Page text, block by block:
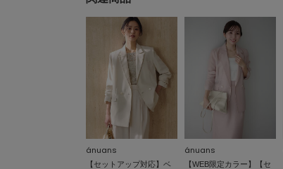
ánuans
【セットアップ対応】ベ
ánuans
【WEB限定カラー】【セ